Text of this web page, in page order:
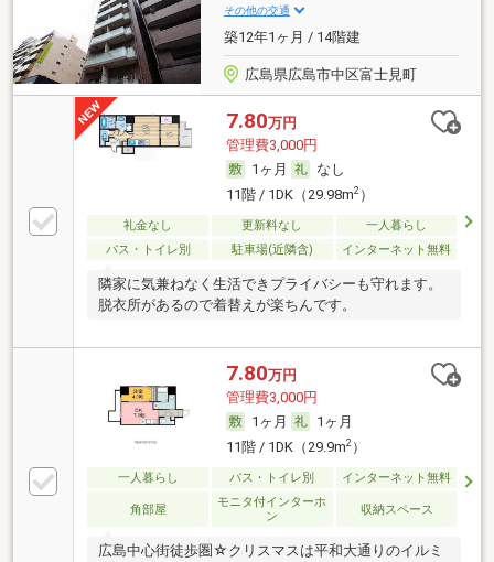
その他の交通
築12年1ヶ月 / 14階建
広島県広島市中区富士見町
7.80万円
管理費3,000円
1ヶ月
なし
11階 / 1DK（29.98m2）
礼金なし 更新料なし
一人暮らし
バス・トイレ別
駐車場(近隣含) インターネット無料
隣家に気兼ねなく生活できプライバシーも守れます。
脱衣所があるので着替えが楽ちんです。
7.80万円
管理費3,000円
1ヶ月
1ヶ月
11階 / 1DK（29.9m2）
一人暮らし バス・トイレ別 インターネット無料
角部屋
モニタ付インターホ
ン
収納スペース
広島中心街徒歩圏☆クリスマスは平和大通りのイルミ